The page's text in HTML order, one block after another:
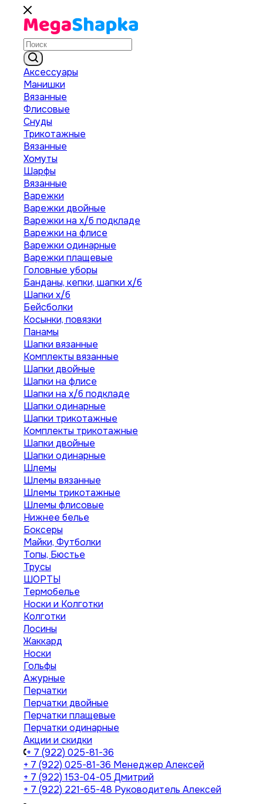
Аксессуары
Манишки
Вязанные
Флисовые
Снуды
Трикотажные
Вязанные
Хомуты
Шарфы
Вязанные
Варежки
Варежки двойные
Варежки на х/б подкладе
Варежки на флисе
Варежки одинарные
Варежки плащевые
Головные уборы
Банданы, кепки, шапки х/б
Шапки х/б
Бейсболки
Косынки, повязки
Панамы
Шапки вязанные
Комплекты вязанные
Шапки двойные
Шапки на флисе
Шапки на х/б подкладе
Шапки одинарные
Шапки трикотажные
Комплекты трикотажные
Шапки двойные
Шапки одинарные
Шлемы
Шлемы вязанные
Шлемы трикотажные
Шлемы флисовые
Нижнее белье
Боксеры
Майки, Футболки
Топы, Бюстье
Трусы
ШОРТЫ
Термобелье
Носки и Колготки
Колготки
Лосины
Жаккард
Носки
Гольфы
Ажурные
Перчатки
Перчатки двойные
Перчатки плащевые
Перчатки одинарные
Акции и скидки
+ 7 (922) 025-81-36
+ 7 (922) 025-81-36 Менеджер Алексей
+ 7 (922) 153-04-05 Дмитрий
+ 7 (922) 221-65-48 Руководитель Алексей